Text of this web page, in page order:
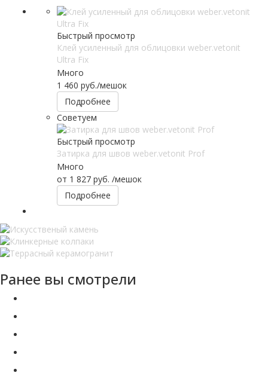
Быстрый просмотр
Клей усиленный для облицовки weber.vetonit
Ultra Fix
Много
1 460 руб./мешок
Подробнее
Советуем
Быстрый просмотр
Затирка для швов weber.vetonit Prof
Много
от 1 827 руб. /мешок
Подробнее
Ранее вы смотрели